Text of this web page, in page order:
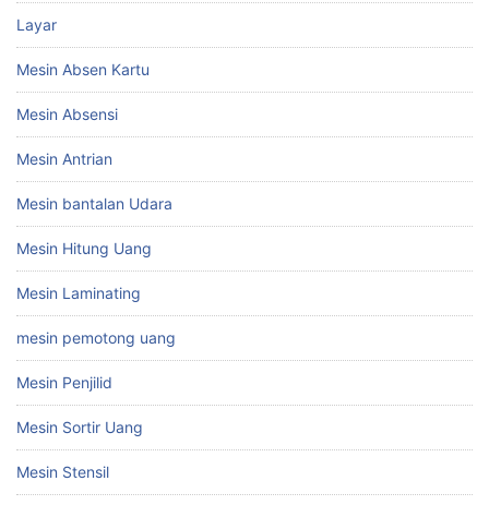
Layar
Mesin Absen Kartu
Mesin Absensi
Mesin Antrian
Mesin bantalan Udara
Mesin Hitung Uang
Mesin Laminating
mesin pemotong uang
Mesin Penjilid
Mesin Sortir Uang
Mesin Stensil